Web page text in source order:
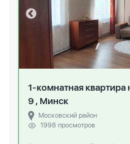
1-комнатная квартира
9 , Минск
Московский район
1998 просмотров